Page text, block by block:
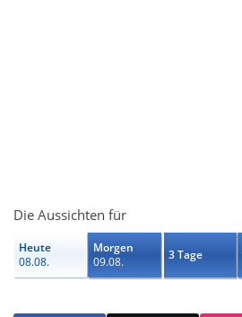
Die Aussichten für
Heute
08.08.
Morgen
09.08.
3 Tage